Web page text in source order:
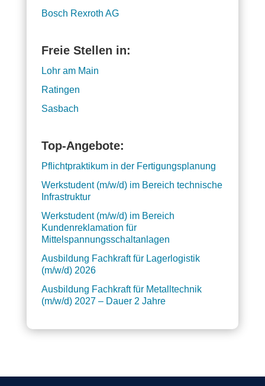
Bosch Rexroth AG
Freie Stellen in:
Lohr am Main
Ratingen
Sasbach
Top-Angebote:
Pflichtpraktikum in der Fertigungsplanung
Werkstudent (m/w/d) im Bereich technische
Infrastruktur
Werkstudent (m/w/d) im Bereich
Kundenreklamation für
Mittelspannungsschaltanlagen
Ausbildung Fachkraft für Lagerlogistik
(m/w/d) 2026
Ausbildung Fachkraft für Metalltechnik
(m/w/d) 2027 – Dauer 2 Jahre